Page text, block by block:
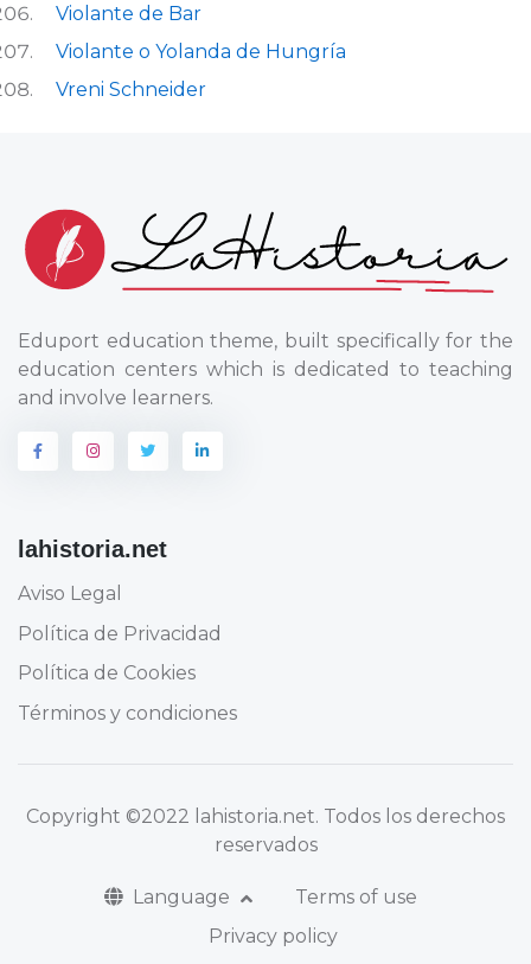
Violante de Bar
Violante o Yolanda de Hungría
Vreni Schneider
Eduport education theme, built specifically for the
education centers which is dedicated to teaching
and involve learners.
lahistoria.net
Aviso Legal
Política de Privacidad
Política de Cookies
Términos y condiciones
Copyright ©2022 lahistoria.net. Todos los derechos
reservados
Language
Terms of use
Privacy policy